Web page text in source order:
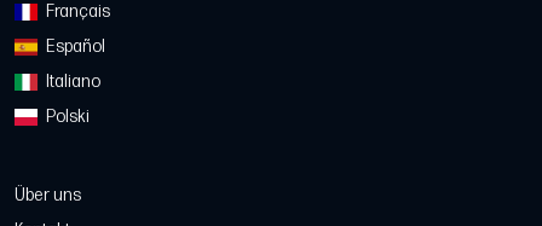
Français
Español
Italiano
Polski
Über uns